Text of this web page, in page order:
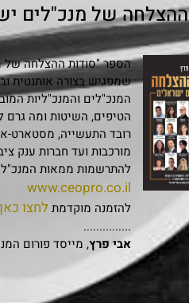
ההצלחה של מנכ"לים
הספר "סודות ההצלחה של
המנכ"לים והמנכ"ליות
הטיפים, השיטות ומה גרם
רובד התעשייה, מסטארט-
מורכבות ועד חברות ענק
להתרשמות ממאות
www.ceopro.co.il
להזמנה מוקדמת לחצו כאן
...............
אבי פרץ, מייסד פורום